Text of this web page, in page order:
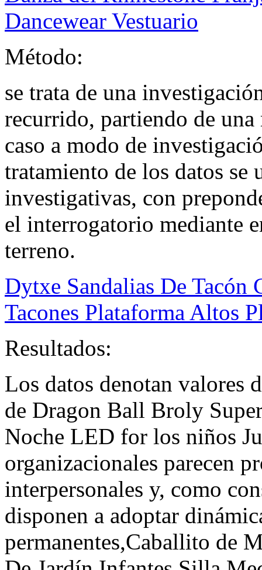
Dancewear Vestuario
Método:
se trata de una
recurrido, partiendo de
caso a modo de
tratamiento de los datos se
investigativas, con
el interrogatorio mediante
terreno.
Dytxe Sandalias De Tacón
Tacones Plataforma Altos
Resultados:
Los datos denotan valores
de Dragon Ball Broly
Noche LED for los niños
organizacionales parecen
interpersonales y, como
disponen a adoptar
permanentes,Caballito de